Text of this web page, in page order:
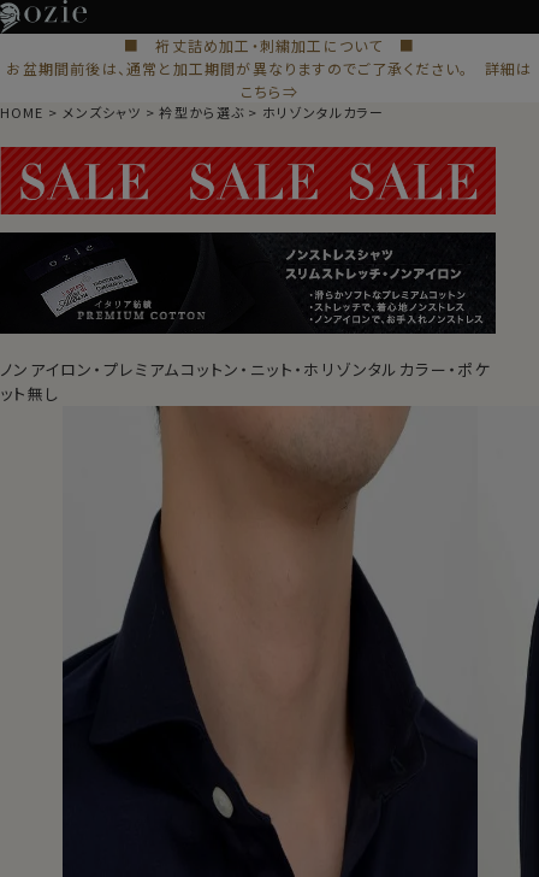
■ 裄丈詰め加工・刺繍加工について ■
お盆期間前後は、通常と加工期間が異なりますのでご了承ください。 詳細は
こちら⇒
HOME メンズシャツ 衿型から選ぶ ホリゾンタルカラー
ノンアイロン・プレミアムコットン・ニット・ホリゾンタルカラー・ポケ
ット無し